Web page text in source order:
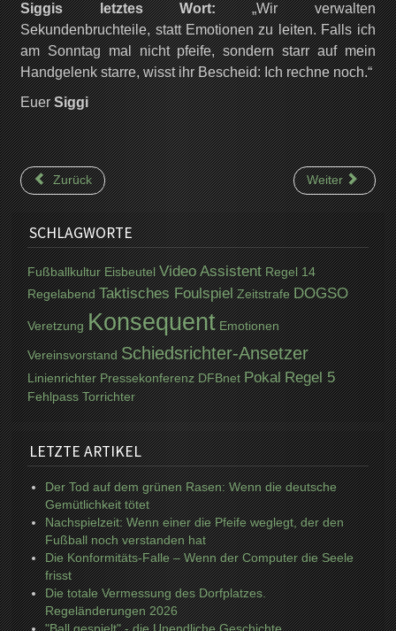
Siggis letztes Wort:„Wir verwalten
Sekundenbruchteile, statt Emotionen zu leiten. Falls ich
am Sonntag mal nicht pfeife, sondern starr auf mein
Handgelenk starre, wisst ihr Bescheid: Ich rechne noch.“
EuerSiggi
Zurück Weiter
SCHLAGWORTE
Fußballkultur Eisbeutel Video Assistent Regel 14
Regelabend Taktisches Foulspiel Zeitstrafe DOGSO
Veretzung Konsequent Emotionen
Vereinsvorstand Schiedsrichter-Ansetzer
Linienrichter Pressekonferenz DFBnet Pokal Regel 5
Fehlpass Torrichter
LETZTE ARTIKEL
Der Tod auf dem grünen Rasen: Wenn die deutsche
Gemütlichkeit tötet
Nachspielzeit: Wenn einer die Pfeife weglegt, der den
Fußball noch verstanden hat
Die Konformitäts-Falle – Wenn der Computer die Seele
frisst
Die totale Vermessung des Dorfplatzes.
Regeländerungen 2026